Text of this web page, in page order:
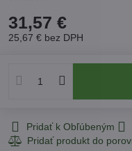
31,57 €
25,67 € bez DPH
Pridať k Obľúbeným